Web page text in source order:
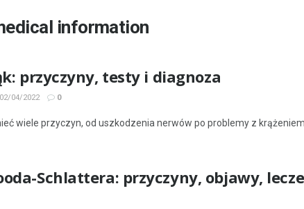
information
przyczyny, testy i diagnoza
02/04/2022 0
wiele przyczyn, od uszkodzenia nerwów po problemy z
Schlattera: przyczyny, objawy,